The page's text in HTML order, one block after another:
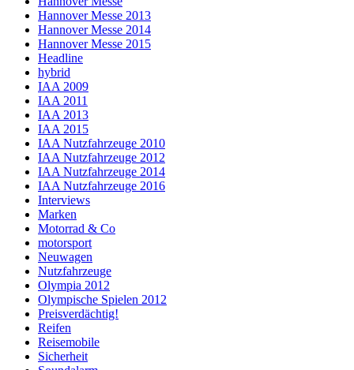
Hannover Messe 2013
Hannover Messe 2014
Hannover Messe 2015
Headline
hybrid
IAA 2009
IAA 2011
IAA 2013
IAA 2015
IAA Nutzfahrzeuge 2010
IAA Nutzfahrzeuge 2012
IAA Nutzfahrzeuge 2014
IAA Nutzfahrzeuge 2016
Interviews
Marken
Motorrad & Co
motorsport
Neuwagen
Nutzfahrzeuge
Olympia 2012
Olympische Spielen 2012
Preisverdächtig!
Reifen
Reisemobile
Sicherheit